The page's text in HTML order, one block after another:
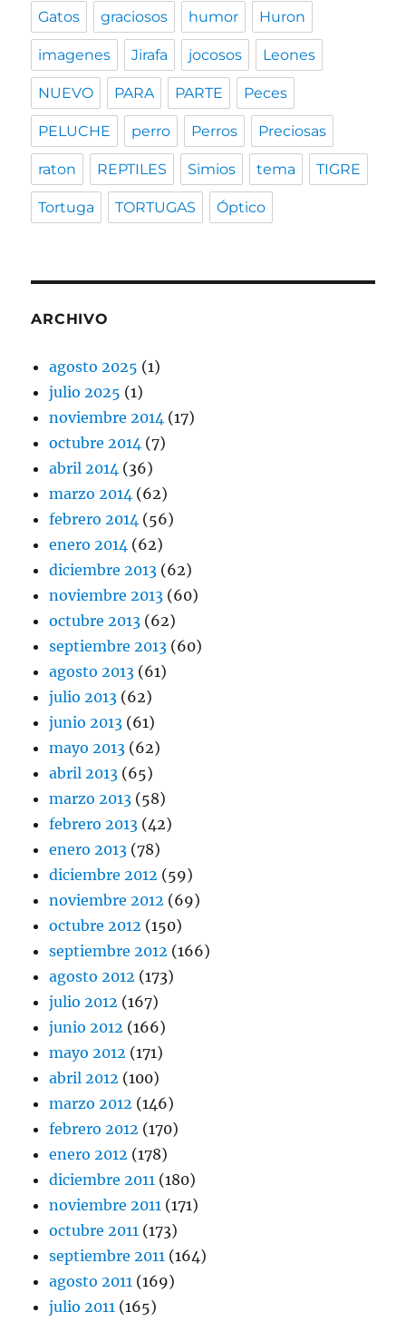
Gatos graciosos humor Huron
imagenes Jirafa jocosos Leones
NUEVO PARA PARTE Peces
PELUCHE perro Perros Preciosas
raton REPTILES Simios tema TIGRE
Tortuga TORTUGAS Óptico
ARCHIVO
agosto 2025 (1)
julio 2025 (1)
noviembre 2014 (17)
octubre 2014 (7)
abril 2014 (36)
marzo 2014 (62)
febrero 2014 (56)
enero 2014 (62)
diciembre 2013 (62)
noviembre 2013 (60)
octubre 2013 (62)
septiembre 2013 (60)
agosto 2013 (61)
julio 2013 (62)
junio 2013 (61)
mayo 2013 (62)
abril 2013 (65)
marzo 2013 (58)
febrero 2013 (42)
enero 2013 (78)
diciembre 2012 (59)
noviembre 2012 (69)
octubre 2012 (150)
septiembre 2012 (166)
agosto 2012 (173)
julio 2012 (167)
junio 2012 (166)
mayo 2012 (171)
abril 2012 (100)
marzo 2012 (146)
febrero 2012 (170)
enero 2012 (178)
diciembre 2011 (180)
noviembre 2011 (171)
octubre 2011 (173)
septiembre 2011 (164)
agosto 2011 (169)
julio 2011 (165)